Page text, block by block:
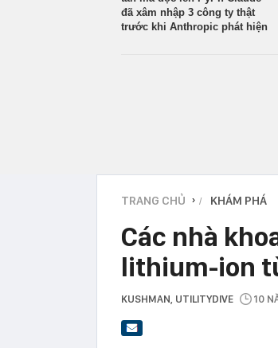
đã xâm nhập 3 công ty thật
trước khi Anthropic phát hiện
TRANG CHỦ › KHÁM PHÁ
Các nhà
lithium-ion
KUSHMAN , UTILITYDIVE 10